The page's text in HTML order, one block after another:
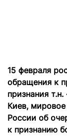
15 февраля
обращения к
признания
Киев,
России об
к признанию